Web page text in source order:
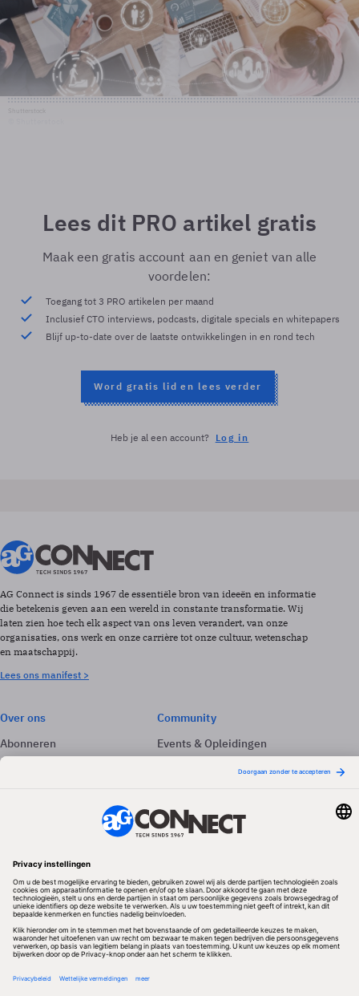
Lees dit PRO artikel gratis
Maak een gratis account aan en geniet van alle
voordelen:
Toegang tot 3 PRO artikelen per maand
Inclusief CTO interviews, podcasts, digitale specials en whitepapers
Blijf up-to-date over de laatste ontwikkelingen in en rond tech
Word gratis lid en lees verder
Heb je al een account? Log in
AG Connect is sinds 1967 de essentiële bron van ideeën en informatie
die betekenis geven aan een wereld in constante transformatie. Wij
laten zien hoe tech elk aspect van ons leven verandert, van onze
organisaties, ons werk en onze carrière tot onze cultuur, wetenschap
en maatschappij.
Lees ons manifest >
Over ons
Abonneren
Adverteren
Community
Events & Opleidingen
Nieuwsbrieven
Volg ons
Redactionele partner